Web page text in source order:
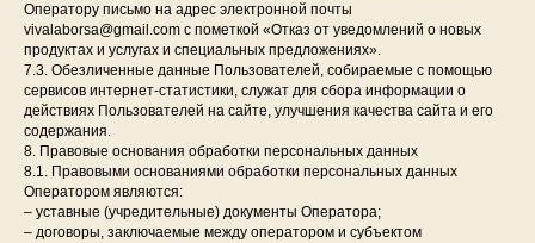
Оператору письмо на адрес электронной почты
vivalaborsa@gmail.com с пометкой «Отказ от уведомлений о новых
продуктах и услугах и специальных предложениях».
7.3. Обезличенные данные Пользователей, собираемые с помощью
сервисов интернет-статистики, служат для сбора информации о
действиях Пользователей на сайте, улучшения качества сайта и его
содержания.
8. Правовые основания обработки персональных данных
8.1. Правовыми основаниями обработки персональных данных
Оператором являются:
– уставные (учредительные) документы Оператора;
– договоры, заключаемые между оператором и субъектом